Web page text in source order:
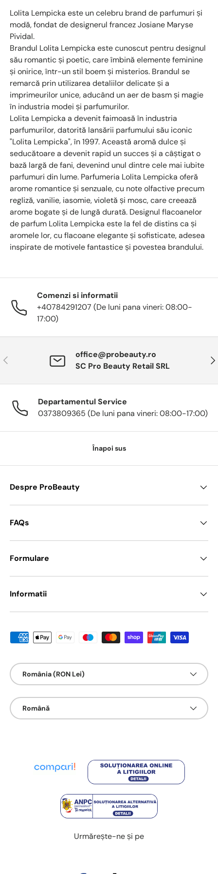
Lolita Lempicka este un celebru brand de parfumuri și
modă, fondat de designerul francez Josiane Maryse
Pividal.
Brandul Lolita Lempicka este cunoscut pentru designul
său romantic și poetic, care îmbină elemente feminine
și onirice, într-un stil boem și misterios. Brandul se
remarcă prin utilizarea detaliilor delicate și a
imprimeurilor unice, aducând un aer de basm și magie
în industria modei și parfumurilor.
Lolita Lempicka a devenit faimoasă în industria
parfumurilor, datorită lansării parfumului său iconic
"Lolita Lempicka", în 1997. Această aromă dulce și
seducătoare a devenit rapid un succes și a câștigat o
bază largă de fani, devenind unul dintre cele mai iubite
parfumuri din lume. Parfumeria Lolita Lempicka oferă
arome romantice și senzuale, cu note olfactive precum
regliză, vanilie, iasomie, violetă și mosc, care creează
arome bogate și de lungă durată. Designul flacoanelor
de parfum Lolita Lempicka este la fel de distins ca și
aromele lor, cu flacoane elegante și sofisticate, adesea
inspirate de motivele fantastice și povestea brandului.
Comenzi si informatii
+40784291207 (De luni pana vineri: 08:00-
17:00)
Anterior
office@probeauty.ro
SC Pro Beauty Retail SRL
Departamentul Service
0373809365 (De luni pana vineri: 08:00-17:00)
Înapoi sus
Despre ProBeauty
FAQs
Formulare
Informatii
Metode de platā acceptate
Țarǎ/Regiune
România (RON Lei)
Limbā
Română
Urmărește-ne și pe